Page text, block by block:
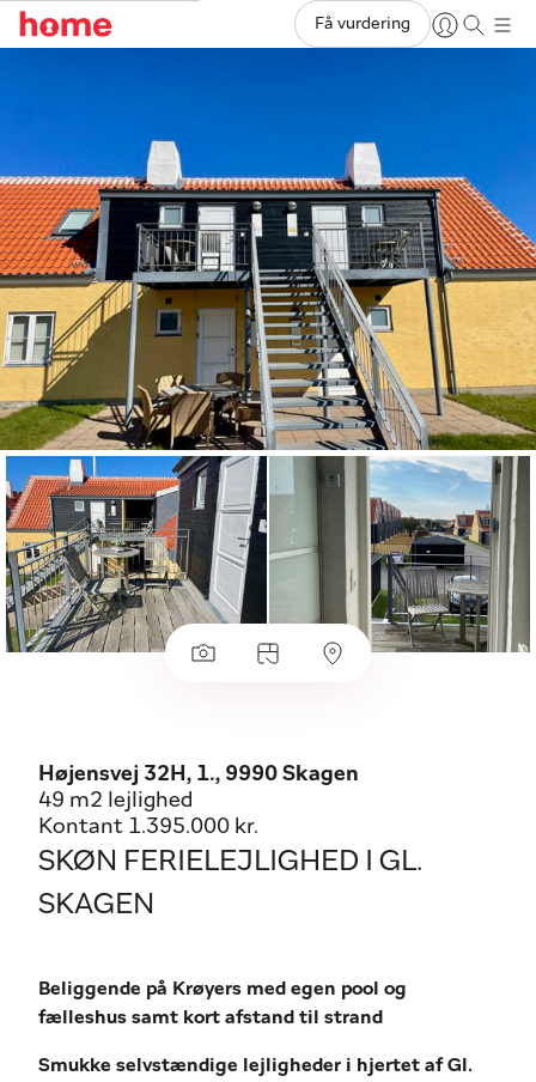
Få vurdering
Højensvej 32H, 1., 9990 Skagen
49 m2 lejlighed
Kontant 1.395.000 kr.
SKØN FERIELEJLIGHED I GL.
SKAGEN
Beliggende på Krøyers med egen pool og
fælleshus samt kort afstand til strand
Smukke selvstændige lejligheder i hjertet af Gl.